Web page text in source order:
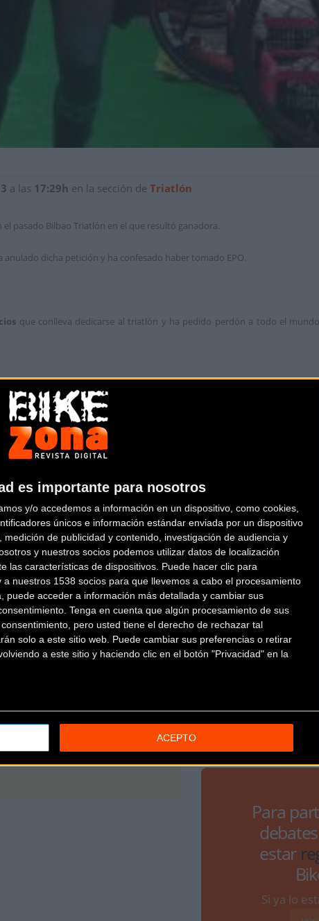
es importante para nosotros
y/o accedemos a información en un dispositivo, como cookies,
únicos e información estándar enviada por un dispositivo
de publicidad y contenido, investigación de audiencia y
y nuestros socios podemos utilizar datos de localización
las características de dispositivos. Puede hacer clic para
nuestros 1538 socios para que llevemos a cabo el procesamiento
puede acceder a información más detallada y cambiar sus
Tenga en cuenta que algún procesamiento de sus
pero usted tiene el derecho de rechazar tal
solo a este sitio web. Puede cambiar sus preferencias o retirar
a este sitio y haciendo clic en el botón "Privacidad" en la
ACEPTO
a las 17:29h en la sección de Triatlón
pasado Bilbao Triatlón en el que resultó ganadora.
dicha petición y ha confesado haber tomado EPO.
que conlleva dedicarse al triatlón y ha pedido perdón a todo el
bilbaina. Inscripciones abiertas
Para
estar
Si ya lo